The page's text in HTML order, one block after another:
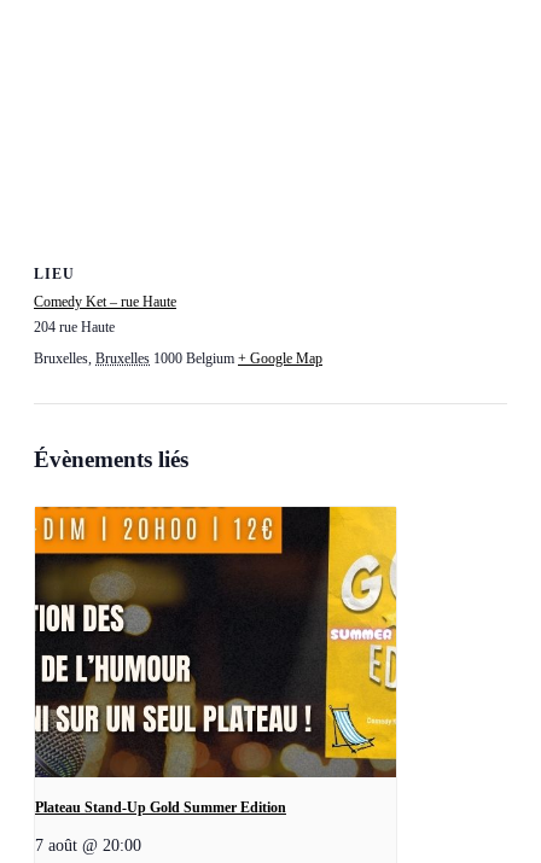
LIEU
Comedy Ket – rue Haute
204 rue Haute
Bruxelles, Bruxelles 1000 Belgium + Google Map
Évènements liés
Plateau Stand-Up Gold Summer Edition
7 août @ 20:00